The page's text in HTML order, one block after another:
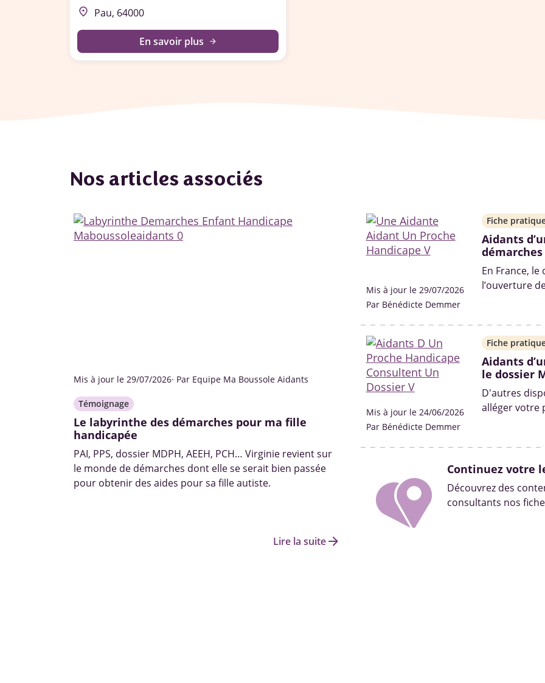
place Pau, 64000
En savoir plus arrow_forward
Nos articles associés
Mis à jour le 29/07/2026· Par Equipe Ma Boussole Aidants
Témoignage
Le labyrinthe des démarches pour ma fille
handicapée
PAI, PPS, dossier MDPH, AEEH, PCH… Virginie revient sur
le monde de démarches dont elle se serait bien passée
pour obtenir des aides pour sa fille autiste.
Lire la suitearrow_forward
Mis à jour le 29/07/2026
Par Bénédicte Demmer
Fiche
Aidants
démarches
En France,
l’ouverture
solutions ?
Mis à jour le 24/06/2026
Par Bénédicte Demmer
Fiche
Aidants
le dossier
D'autres
alléger votre
Continuez votre
Découvrez des
consultants nos